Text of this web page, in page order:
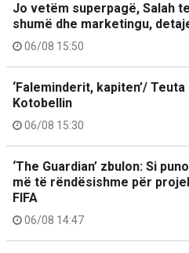
Jo vetëm superpagë, Salah
shumë dhe marketingu,
06/08 15:50
‘Faleminderit, kapiten’/
Kotobellin
06/08 15:30
‘The Guardian’ zbulon: Si
më të rëndësishme për
FIFA
06/08 14:47